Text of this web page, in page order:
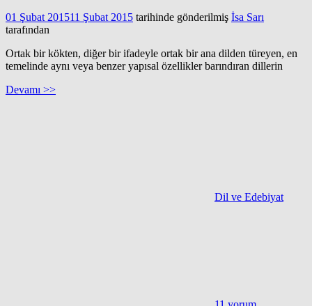
01 Şubat 201511 Şubat 2015 tarihinde gönderilmiş İsa Sarı
tarafından
Ortak bir kökten, diğer bir ifadeyle ortak bir ana dilden türeyen, en
temelinde aynı veya benzer yapısal özellikler barındıran dillerin
Devamı >>
Dil ve Edebiyat